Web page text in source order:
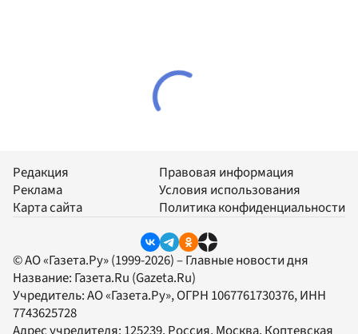
Редакция
Реклама
Карта сайта
Правовая информация
Условия использования
Политика конфиденциальности
© АО «Газета.Ру» (1999-2026) – Главные новости дня
Название: Газета.Ru (Gazeta.Ru)
Учредитель:АО «Газета.Ру», ОГРН 1067761730376, ИНН
7743625728